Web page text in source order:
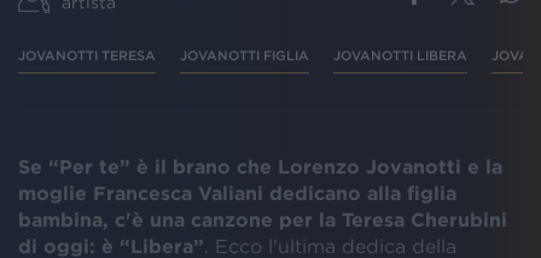
JOVANOTTI TERESA JOVANOTTI FIGLIA JOVANOTTI LIBERA
Se “Per te” è il brano che Lorenzo Jovanotti e la
moglie Francesca Valiani dedicano alla figlia
bambina, c'è una canzone per la Teresa Cherubini
di oggi: è “Libera” . Ecco l'ultima dedica della